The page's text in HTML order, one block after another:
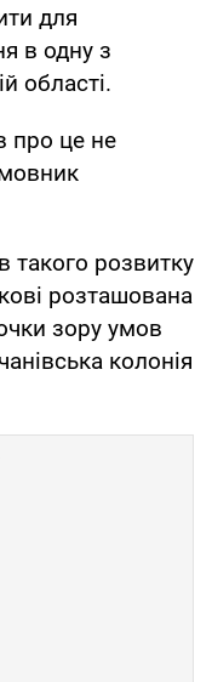
для
в одну з
області.
про це не
такого розвитку
розташована
зору умов
колонія